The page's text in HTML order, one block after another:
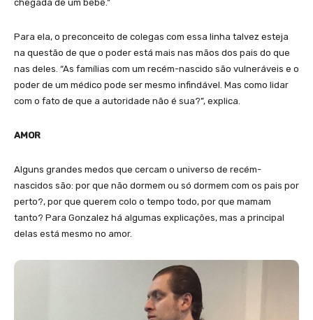
chegada de um bebê.”
Para ela, o preconceito de colegas com essa linha talvez esteja
na questão de que o poder está mais nas mãos dos pais do que
nas deles. “As famílias com um recém-nascido são vulneráveis e o
poder de um médico pode ser mesmo infindável. Mas como lidar
com o fato de que a autoridade não é sua?”, explica.
AMOR
Alguns grandes medos que cercam o universo de recém-
nascidos são: por que não dormem ou só dormem com os pais por
perto?, por que querem colo o tempo todo, por que mamam
tanto? Para Gonzalez há algumas explicações, mas a principal
delas está mesmo no amor.